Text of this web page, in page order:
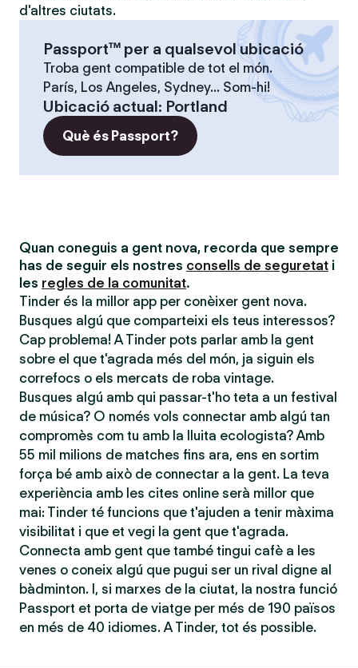
d'altres ciutats.
Passport™ per a qualsevol ubicació
Troba gent compatible de tot el món.
París, Los Angeles, Sydney... Som-hi!
Ubicació actual: Portland
Què és Passport?
Quan coneguis a gent nova, recorda que sempre
has de seguir els nostres consells de seguretat i
les regles de la comunitat.
Tinder és la millor app per conèixer gent nova.
Busques algú que comparteixi els teus interessos?
Cap problema! A Tinder pots parlar amb la gent
sobre el que t'agrada més del món, ja siguin els
correfocs o els mercats de roba vintage.
Busques algú amb qui passar-t'ho teta a un festival
de música? O només vols connectar amb algú tan
compromès com tu amb la lluita ecologista? Amb
55 mil milions de matches fins ara, ens en sortim
força bé amb això de connectar a la gent. La teva
experiència amb les cites online serà millor que
mai: Tinder té funcions que t'ajuden a tenir màxima
visibilitat i que et vegi la gent que t'agrada.
Connecta amb gent que també tingui cafè a les
venes o coneix algú que pugui ser un rival digne al
bàdminton. I, si marxes de la ciutat, la nostra funció
Passport et porta de viatge per més de 190 països
en més de 40 idiomes. A Tinder, tot és possible.